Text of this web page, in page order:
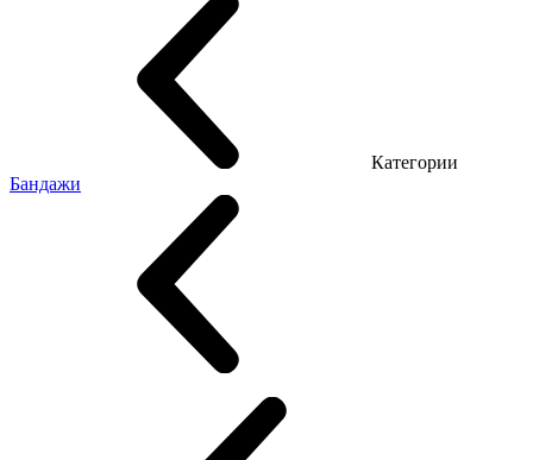
Категории
Бандажи